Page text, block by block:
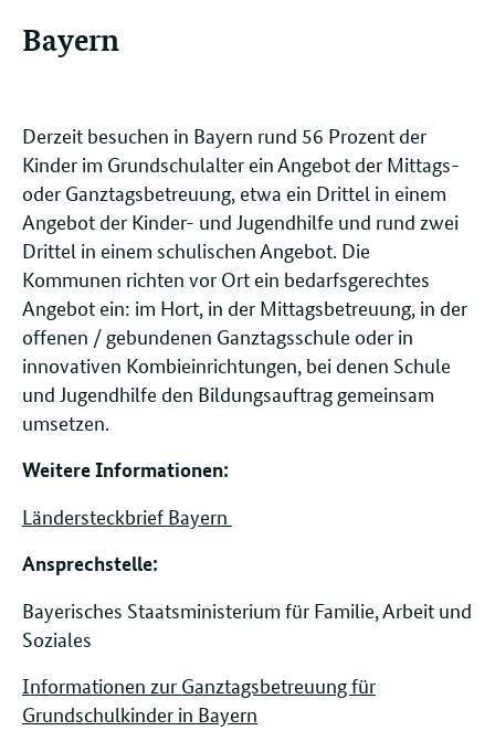
Bayern
Derzeit besuchen in Bayern rund 56 Prozent der
Kinder im Grundschulalter ein Angebot der Mittags-
oder Ganztagsbetreuung, etwa ein Drittel in einem
Angebot der Kinder- und Jugendhilfe und rund zwei
Drittel in einem schulischen Angebot. Die
Kommunen richten vor Ort ein bedarfsgerechtes
Angebot ein: im Hort, in der Mittagsbetreuung, in der
offenen / gebundenen Ganztagsschule oder in
innovativen Kombieinrichtungen, bei denen Schule
und Jugendhilfe den Bildungsauftrag gemeinsam
umsetzen.
Weitere Informationen:
Ländersteckbrief Bayern
Ansprechstelle: ​​​​
Bayerisches Staatsministerium für Familie, Arbeit und
Soziales
Informationen zur Ganztagsbetreuung für
Grundschulkinder in Bayern